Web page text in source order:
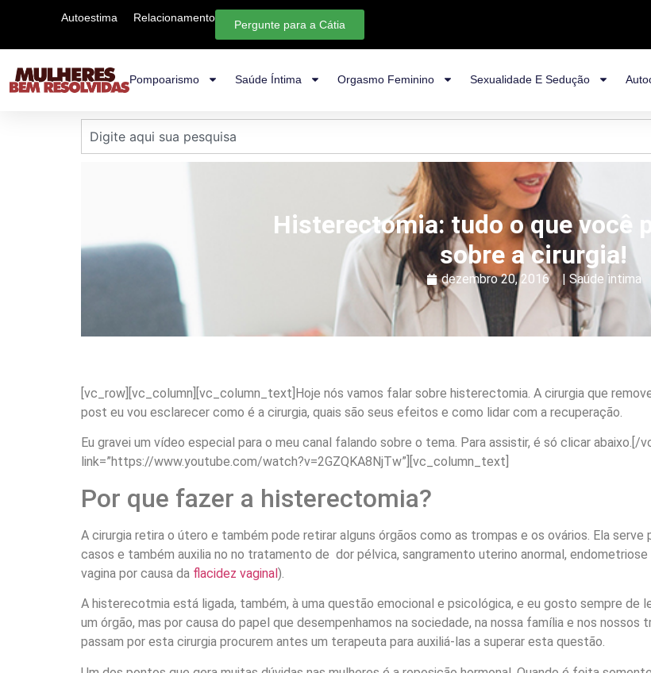
Autoestima Relacionamento
Pergunte para a Cátia
Pompoarismo Saúde Íntima Orgasmo Feminino Sexualidade E Sedução
Histerectomia: tudo o que você
sobre a cirurgia!
dezembro 20, 2016 |Saúde ìntima
[vc_row][vc_column][vc_column_text]Hoje nós vamos falar sobre histerectomia. A cirurgia que
post eu vou esclarecer como é a cirurgia, quais são seus efeitos e como lidar com a recuperação.
Eu gravei um vídeo especial para o meu canal falando sobre o tema. Para assistir, é só clicar
link=”https://www.youtube.com/watch?v=2GZQKA8NjTw”][vc_column_text]
Por que fazer a histerectomia?
A cirurgia retira o útero e também pode retirar alguns órgãos como as trompas e os ovários. Ela
casos e também auxilia no no tratamento de dor pélvica, sangramento uterino anormal,
vagina por causa da flacidez vaginal).
A histerecotmia está ligada, também, à uma questão emocional e psicológica, e eu gosto sempre de
um órgão, mas por causa do papel que desempenhamos na sociedade, na nossa família e nos nossos
passam por esta cirurgia procurem antes um terapeuta para auxiliá-las a superar esta questão.